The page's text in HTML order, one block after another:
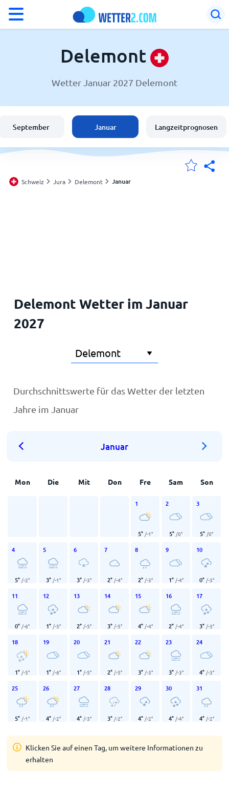
Wetter in Delemont
Deutschland
Österreich
Delemont
Wetter Januar 2027 Delemont
September Januar Langzeitprognosen
Schweiz Jura Delemont Januar
Delemont Wetter im Januar
2027
Durchschnittswerte für das Wetter der letzten
Jahre im Januar
Januar
Mon Die Mit Don Fre Sam Son
1
5° /-1°
2
5° /0°
3
5° /0°
4
5° /-2°
5
3° /-1°
6
3° /-3°
7
2° /-4°
8
2° /-3°
9
1° /-4°
10
0° /-3°
11
0° /-6°
12
1° /-5°
13
2° /-5°
14
3° /-5°
15
4° /-4°
16
2° /-4°
17
3° /-3°
18
1° /-5°
19
1° /-6°
20
1° /-5°
21
2° /-5°
22
3° /-3°
23
3° /-3°
24
4° /-3°
25
5° /-1°
26
4° /-2°
27
4° /-3°
28
3° /-2°
29
4° /-2°
30
4° /-4°
31
4° /-2°
Klicken Sie auf einen Tag, um weitere Informationen zu
erhalten